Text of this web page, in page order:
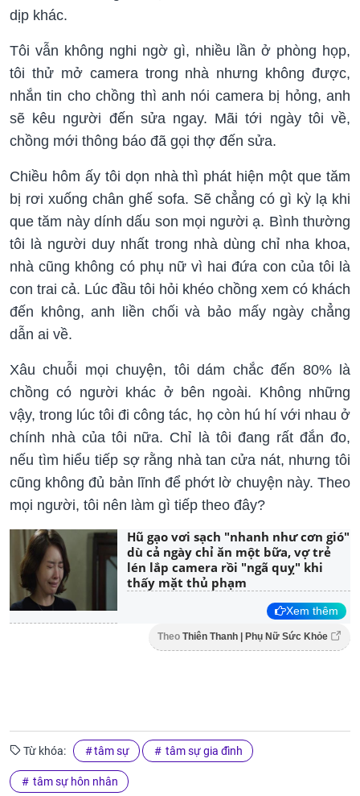
dịp khác.
Tôi vẫn không nghi ngờ gì, nhiều lần ở phòng họp,
tôi thử mở camera trong nhà nhưng không được,
nhắn tin cho chồng thì anh nói camera bị hỏng, anh
sẽ kêu người đến sửa ngay. Mãi tới ngày tôi về,
chồng mới thông báo đã gọi thợ đến sửa.
Chiều hôm ấy tôi dọn nhà thì phát hiện một que tăm
bị rơi xuống chân ghế sofa. Sẽ chẳng có gì kỳ lạ khi
que tăm này dính dấu son mọi người ạ. Bình thường
tôi là người duy nhất trong nhà dùng chỉ nha khoa,
nhà cũng không có phụ nữ vì hai đứa con của tôi là
con trai cả. Lúc đầu tôi hỏi khéo chồng xem có khách
đến không, anh liền chối và bảo mấy ngày chẳng
dẫn ai về.
Xâu chuỗi mọi chuyện, tôi dám chắc đến 80% là
chồng có người khác ở bên ngoài. Không những
vậy, trong lúc tôi đi công tác, họ còn hú hí với nhau ở
chính nhà của tôi nữa. Chỉ là tôi đang rất đắn đo,
nếu tìm hiểu tiếp sợ rằng nhà tan cửa nát, nhưng tôi
cũng không đủ bản lĩnh để phớt lờ chuyện này. Theo
mọi người, tôi nên làm gì tiếp theo đây?
Hũ gạo vơi sạch "nhanh như cơn gió"
dù cả ngày chỉ ăn một bữa, vợ trẻ
lén lắp camera rồi "ngã quỵ" khi
thấy mặt thủ phạm
Xem thêm
Theo Thiên Thanh | Phụ Nữ Sức Khỏe
Từ khóa: tâm sự tâm sự gia đình
tâm sự hôn nhân